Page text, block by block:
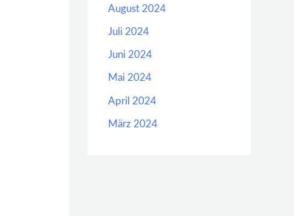
August 2024
Juli 2024
Juni 2024
Mai 2024
April 2024
März 2024